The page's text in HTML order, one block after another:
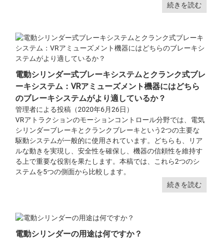
続きを読む
電動シリンダー式ブレーキシステムとクランク式ブレ
ーキシステム：VRアミューズメント機器にはどちら
のブレーキシステムがより適しているか？
管理者による投稿（2020年6月26日）
VRアトラクションのモーションコントロール分野では、電気
シリンダーブレーキとクランクブレーキという2つの主要な
駆動システムが一般的に使用されています。どちらも、リア
ルな動きを実現し、安全性を確保し、機器の信頼性を維持す
る上で重要な役割を果たします。本稿では、これら2つのシ
ステムを5つの側面から比較します。
続きを読む
電動シリンダーの用途は何ですか？